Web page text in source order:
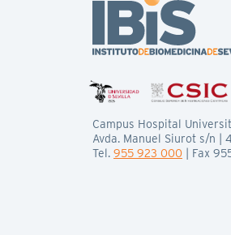
Campus Hospital
Avda. Manuel Siurot s/n |
Tel. 955 923 000 | Fax